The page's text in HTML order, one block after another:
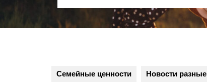
Семейные ценности Новости разные